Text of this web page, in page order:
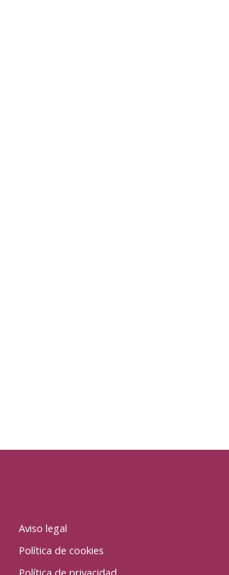
Aviso legal
Política de cookies
Política de privacidad